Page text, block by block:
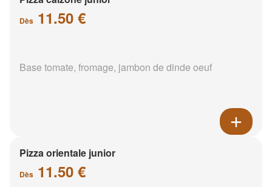
Dès 11.50 €
Base tomate, fromage, jambon de dinde oeuf
Pizza orientale junior
Dès 11.50 €